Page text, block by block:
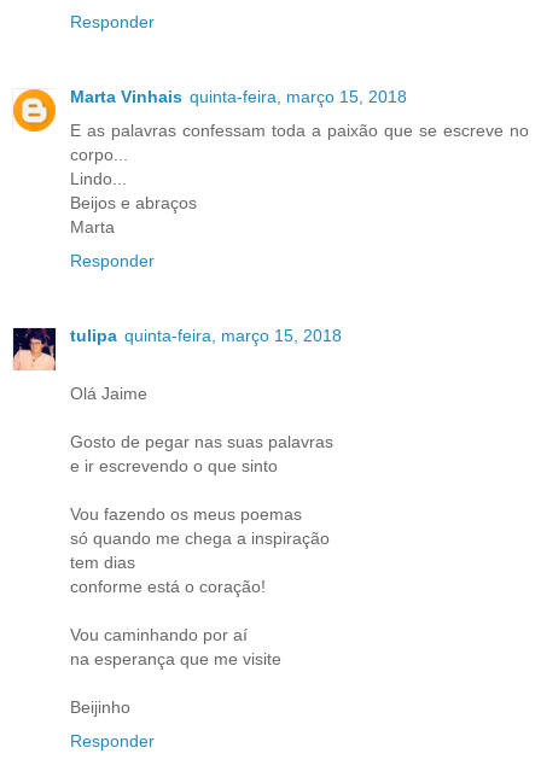
Responder
Marta Vinhais quinta-feira, março 15, 2018
E as palavras confessam toda a paixão que se escreve no
corpo...
Lindo...
Beijos e abraços
Marta
Responder
tulipa quinta-feira, março 15, 2018
Olá Jaime
Gosto de pegar nas suas palavras
e ir escrevendo o que sinto
Vou fazendo os meus poemas
só quando me chega a inspiração
tem dias
conforme está o coração!
Vou caminhando por aí
na esperança que me visite
Beijinho
Responder